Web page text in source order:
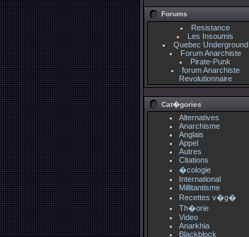
Forums
Resistance
Les Insoumis
Quebec Underground
Forum Anarchiste
Pirate-Punk
forum Anarchiste
Revolutionnaire
Cat�gories
Alternatives
Anarchisme
Anglais
Appel
Autres
Citations
�cologie
International
Millitantisme
Recettes v�g�
Th�orie
Video
Anarkhia
Blackblock